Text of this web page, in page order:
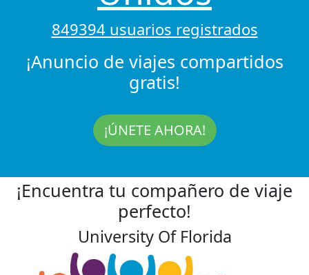
849394 usuarios registrados
¡Anuncio de viajes compartidos
gratis!
¡ÚNETE AHORA!
¡Encuentra tu compañero de viaje
perfecto!
University Of Florida